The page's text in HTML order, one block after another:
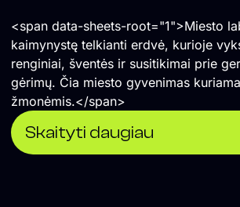
<span data-sheets-root="1">Miesto
kaimynystę telkianti erdvė, kurioje
renginiai, šventės ir susitikimai prie
gėrimų. Čia miesto gyvenimas
žmonėmis.</span>
Skaityti daugiau